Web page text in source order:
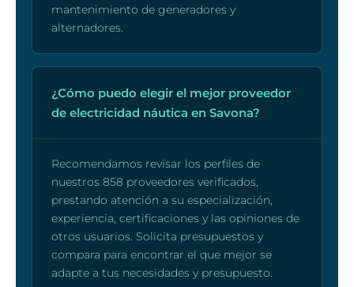
mantenimiento de generadores y
alternadores.
¿Cómo puedo elegir el mejor proveedor
de electricidad náutica en Savona?
Recomendamos revisar los perfiles de
nuestros 858 proveedores verificados,
prestando atención a su especialización,
experiencia, certificaciones y las opiniones de
otros usuarios. Solicita presupuestos y
compara para encontrar el que mejor se
adapte a tus necesidades y presupuesto.